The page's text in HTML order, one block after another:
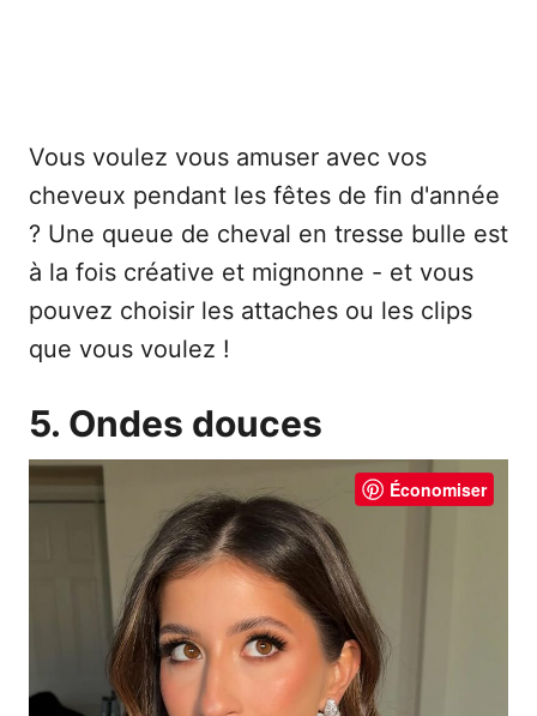
Vous voulez vous amuser avec vos
cheveux pendant les fêtes de fin d'année
? Une queue de cheval en tresse bulle est
à la fois créative et mignonne - et vous
pouvez choisir les attaches ou les clips
que vous voulez !
5. Ondes douces
Économiser